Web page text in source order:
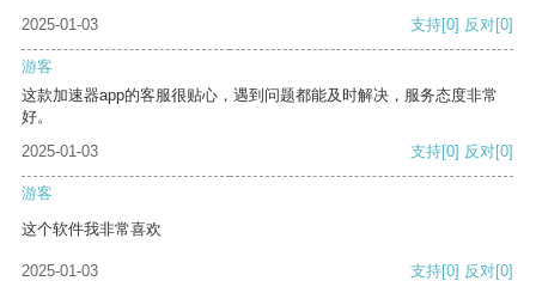
2025-01-03 支持[0] 反对[0]
游客
这款加速器app的客服很贴心，遇到问题都能及时解决，服务态度非常
好。
2025-01-03
支持[0] 反对[0]
游客
这个软件我非常喜欢
2025-01-03 支持[0] 反对[0]